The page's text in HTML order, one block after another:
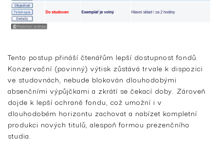
Tento postup přináší čtenářům lepší dostupnost fondů.
Konzervační (povinný) výtisk zůstává trvale k dispozici
ve studovnách, nebude blokován dlouhodobými
absenčními výpůjčkami a zkrátí se čekací doby. Zároveň
dojde k lepší ochraně fondu, což umožní i v
dlouhodobém horizontu zachovat a nabízet kompletní
produkci nových titulů, alespoň formou prezenčního
studia.